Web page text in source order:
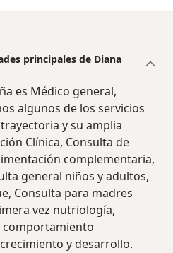
principales de Diana
es Médico general,
algunos de los servicios
y su amplia
Clínica, Consulta de
complementaria,
general niños y adultos,
Consulta para madres
vez nutriología,
comportamiento
y desarrollo.